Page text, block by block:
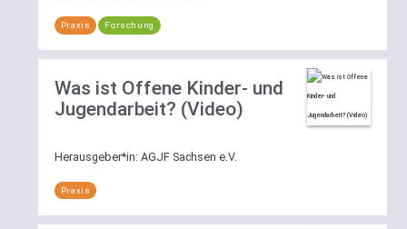
Praxis Forschung
Was ist Offene Kinder- und
Jugendarbeit? (Video)
Herausgeber*in: AGJF Sachsen e.V.
Praxis